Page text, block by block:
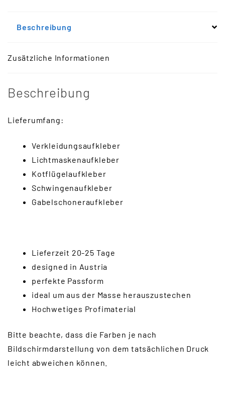
Beschreibung
Zusätzliche Informationen
Beschreibung
Lieferumfang:
Verkleidungsaufkleber
Lichtmaskenaufkleber
Kotflügelaufkleber
Schwingenaufkleber
Gabelschoneraufkleber
Lieferzeit 20-25 Tage
designed in Austria
perfekte Passform
ideal um aus der Masse herauszustechen
Hochwetiges Profimaterial
Bitte beachte, dass die Farben je nach
Bildschirmdarstellung von dem tatsächlichen Druck
leicht abweichen können.